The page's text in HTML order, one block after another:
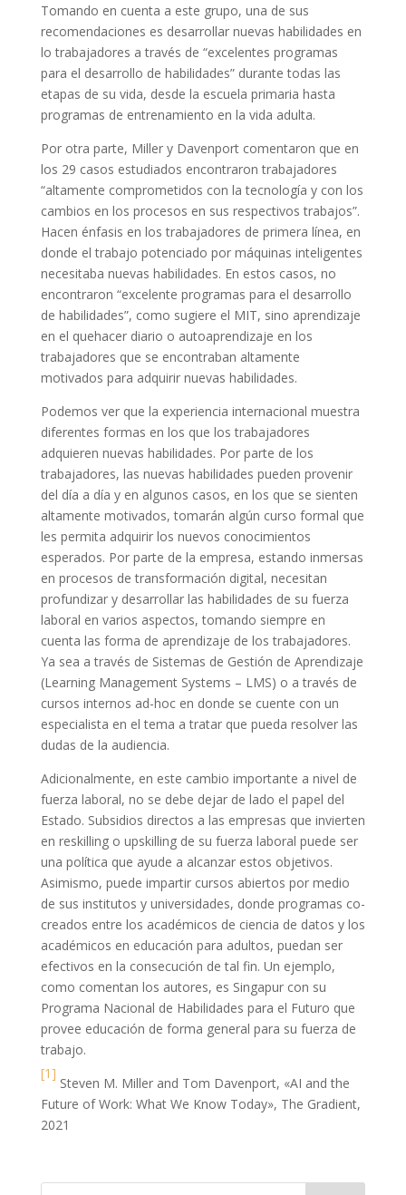
Tomando en cuenta a este grupo, una de sus
recomendaciones es desarrollar nuevas habilidades en
lo trabajadores a través de “excelentes programas
para el desarrollo de habilidades” durante todas las
etapas de su vida, desde la escuela primaria hasta
programas de entrenamiento en la vida adulta.
Por otra parte, Miller y Davenport comentaron que en
los 29 casos estudiados encontraron trabajadores
“altamente comprometidos con la tecnología y con los
cambios en los procesos en sus respectivos trabajos”.
Hacen énfasis en los trabajadores de primera línea, en
donde el trabajo potenciado por máquinas inteligentes
necesitaba nuevas habilidades. En estos casos, no
encontraron “excelente programas para el desarrollo
de habilidades”, como sugiere el MIT, sino aprendizaje
en el quehacer diario o autoaprendizaje en los
trabajadores que se encontraban altamente
motivados para adquirir nuevas habilidades.
Podemos ver que la experiencia internacional muestra
diferentes formas en los que los trabajadores
adquieren nuevas habilidades. Por parte de los
trabajadores, las nuevas habilidades pueden provenir
del día a día y en algunos casos, en los que se sienten
altamente motivados, tomarán algún curso formal que
les permita adquirir los nuevos conocimientos
esperados. Por parte de la empresa, estando inmersas
en procesos de transformación digital, necesitan
profundizar y desarrollar las habilidades de su fuerza
laboral en varios aspectos, tomando siempre en
cuenta las forma de aprendizaje de los trabajadores.
Ya sea a través de Sistemas de Gestión de Aprendizaje
(Learning Management Systems – LMS) o a través de
cursos internos ad-hoc en donde se cuente con un
especialista en el tema a tratar que pueda resolver las
dudas de la audiencia.
Adicionalmente, en este cambio importante a nivel de
fuerza laboral, no se debe dejar de lado el papel del
Estado. Subsidios directos a las empresas que invierten
en reskilling o upskilling de su fuerza laboral puede ser
una política que ayude a alcanzar estos objetivos.
Asimismo, puede impartir cursos abiertos por medio
de sus institutos y universidades, donde programas co-
creados entre los académicos de ciencia de datos y los
académicos en educación para adultos, puedan ser
efectivos en la consecución de tal fin. Un ejemplo,
como comentan los autores, es Singapur con su
Programa Nacional de Habilidades para el Futuro que
provee educación de forma general para su fuerza de
trabajo.
[1]
Steven M. Miller and Tom Davenport, «AI and the
Future of Work: What We Know Today», The Gradient,
2021